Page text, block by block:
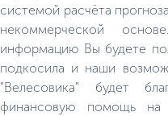
системой расчёта
некоммерческой
информацию Вы будете
подкосила и наши
"Велесовика" будет
финансовую помощь на